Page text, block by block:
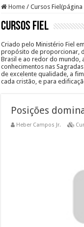
Home / Cursos Fiel(página
Cursos Fiel
Criado pelo Ministério Fiel
propósito de proporcionar,
Brasil e ao redor do
conhecimentos nas
de excelente qualidade, a
cada cristão, e para
Posições
Heber Campos Jr.